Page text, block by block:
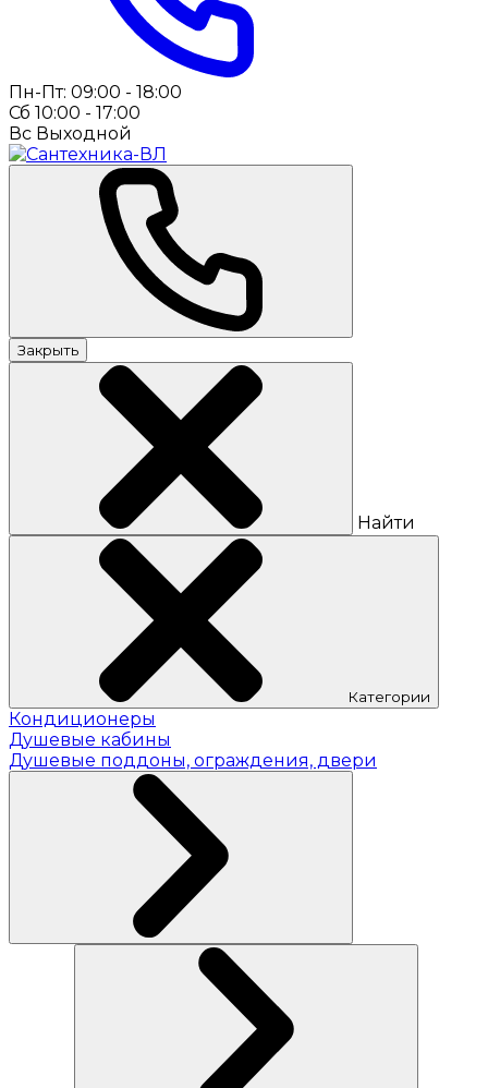
Пн-Пт: 09:00 - 18:00
Сб 10:00 - 17:00
Вс Выходной
Закрыть
Найти
Категории
Кондиционеры
Душевые кабины
Душевые поддоны, ограждения, двери